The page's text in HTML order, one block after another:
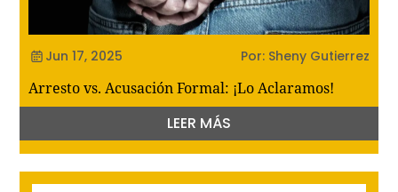
Jun 17, 2025 Por: Sheny Gutierrez
Arresto vs. Acusación Formal: ¡Lo Aclaramos!
LEER MÁS